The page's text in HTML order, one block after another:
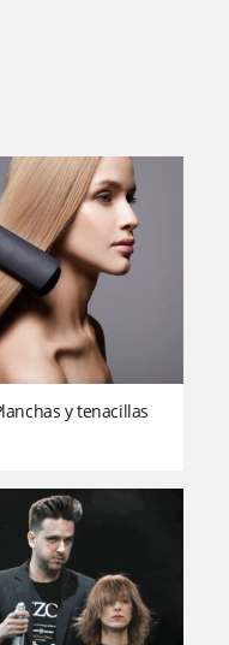
planchas y tenacillas